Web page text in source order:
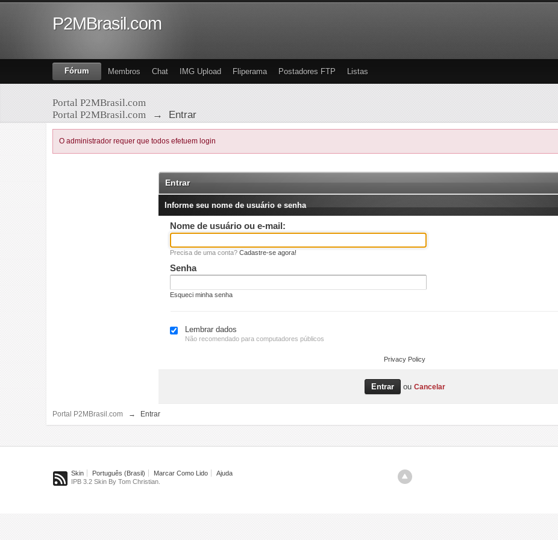
P2MBrasil.com
Fórum Membros Chat IMG Upload Fliperama Postadores FTP Listas
Portal P2MBrasil.com
Portal P2MBrasil.com
→ Entrar
O administrador requer que todos efetuem login
Entrar
Informe seu nome de usuário e senha
Nome de usuário ou e-mail:
Precisa de uma conta? Cadastre-se agora!
Senha
Esqueci minha senha
Lembrar dados
Não recomendado para computadores públicos
Privacy Policy
ou Cancelar
Portal P2MBrasil.com → Entrar
Skin Português (Brasil) Marcar Como Lido
Ajuda
IPB 3.2 Skin By Tom Christian.